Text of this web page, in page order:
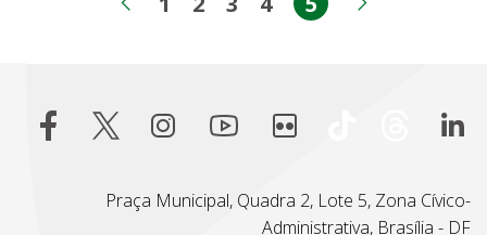
Página anterior
Página
Página
Página
PáginaPágina
Praça Municipal, Quadra 2, Lote 5, Zona Cívico-
Administrativa, Brasília - DF